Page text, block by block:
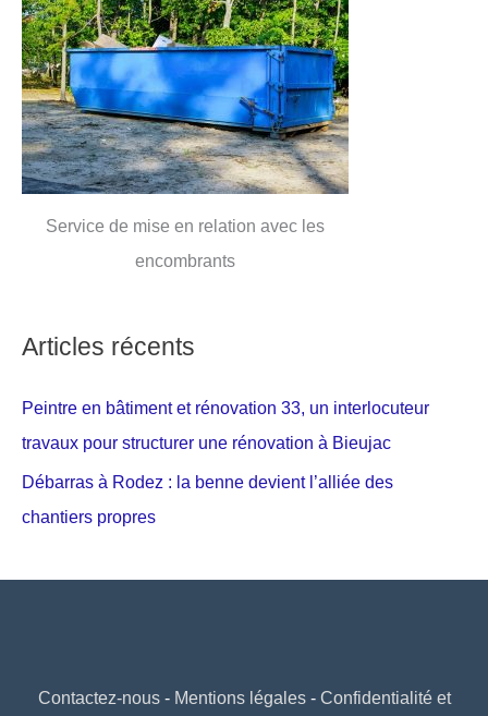
Service de mise en relation avec les
encombrants
Articles récents
Peintre en bâtiment et rénovation 33, un interlocuteur
travaux pour structurer une rénovation à Bieujac
Débarras à Rodez : la benne devient l’alliée des
chantiers propres
Contactez-nous- Mentions légales- Confidentialité et